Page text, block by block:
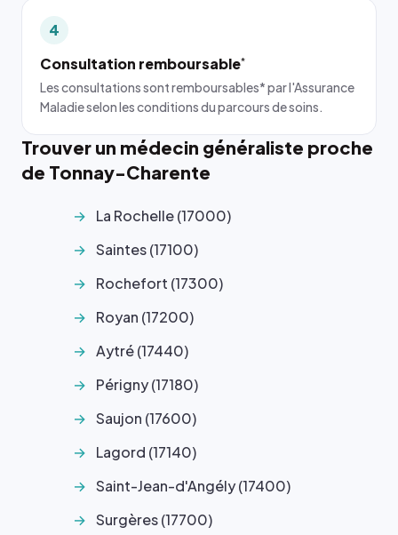
4
Consultation remboursable*
Les consultations sont remboursables* par l'Assurance
Maladie selon les conditions du parcours de soins.
Trouver un médecin généraliste proche
de Tonnay-Charente
La Rochelle (17000)
Saintes (17100)
Rochefort (17300)
Royan (17200)
Aytré (17440)
Périgny (17180)
Saujon (17600)
Lagord (17140)
Saint-Jean-d'Angély (17400)
Surgères (17700)